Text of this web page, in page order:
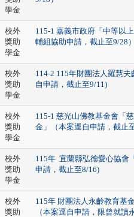
學金
校外
獎助
學金
115-1 嘉義市政府「中等以
輔組協助申請，截止至9/28）
校外
獎助
學金
114-2 115年財團法人羅慧
自申請，截止至9/11)
校外
獎助
學金
115-1 慈光山佛教基金會「
金」（本案逕自申請，截止
校外
獎助
學金
115年 宜蘭縣弘德愛心協會
申請，截止至8/16)
校外
獎助
115年 財團法人永齡教育基
（本案逕自申請，限曾就讀